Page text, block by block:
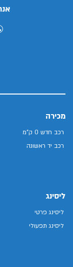
מכירה
רכב חדש 0 ק"מ
רכב יד ראשונה
ליסינג
ליסינג פרטי
ליסינג תפעולי